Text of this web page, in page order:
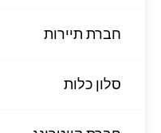
חברת תיירות
סלון כלות